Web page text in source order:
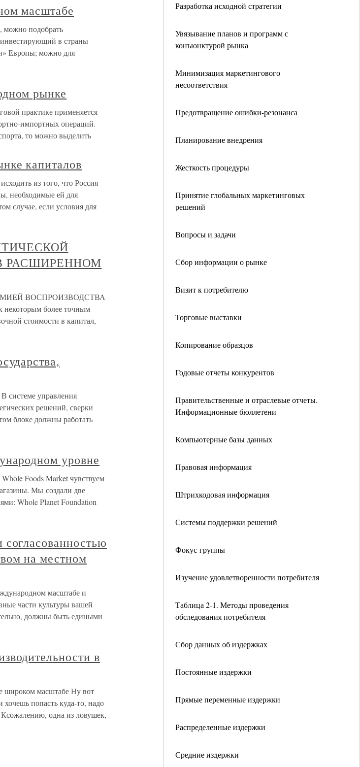
Разработка исходной стратегии
Увязывание планов и программ с
конъюнктурой рынка
Минимизация маркетингового
несоответствия
Предотвращение ошибки-резонанса
Планирование внедрения
Жесткость процедуры
Принятие глобальных маркетинговых
решений
Вопросы и задачи
Сбор информации о рынке
Визит к потребителю
Торговые выставки
Копирование образцов
Годовые отчеты конкурентов
Правительственные и отраслевые отчеты.
Информационные бюллетени
Компьютерные базы данных
Правовая информация
Штрихкодовая информация
Системы поддержки решений
Фокус-группы
Изучение удовлетворенности потребителя
Таблица 2-1. Методы проведения
обследования потребителя
Сбор данных об издержках
Постоянные издержки
Прямые переменные издержки
Распределенные издержки
Средние издержки
масштабе
можно подобрать
в страны
Европы; можно для
рынке
практике применяется
импортных операций.
то можно выделить
капиталов
из того, что Россия
необходимые ей для
случае, если условия для
РАСШИРЕННОМ
ВОСПРОИЗВОДСТВА
более точным
стоимости в капитал,
системе управления
решений, сверки
блоке должны работать
уровне
Foods Market чувствуем
Мы создали две
Whole Planet Foundation
на местном
масштабе и
части культуры вашей
должны быть едиными
в
широком масштабе Ну вот
попасть куда-то, надо
Ксожалению, одна из ловушек,